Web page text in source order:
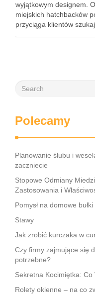
wyjątkowym designem.
miejskich hatchbacków
przyciąga klientów
Polecamy
Planowanie ślubu i
zaczniecie
Stopowe Odmiany
Zastosowania i
Pomysł na domowe bułki
Stawy
Jak zrobić kurczaka w
Czy firmy zajmujące się
potrzebne?
Sekretna Kocimiętka: Co
Rolety okienne – na co